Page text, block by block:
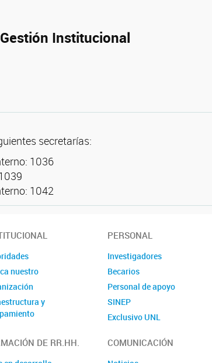
Institucional
secretarías:
1036
1042
nuestro
y
PERSONAL
Investigadores
Becarios
Personal de apoyo
SINEP
Exclusivo UNL
DE RR.HH. COMUNICACIÓN